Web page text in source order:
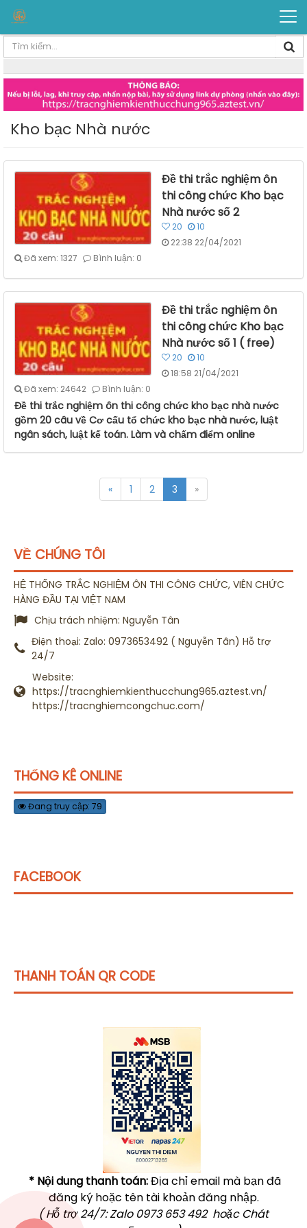
Kho bạc Nhà nước
Đề thi trắc nghiệm ôn
thi công chức Kho bạc
Nhà nước số 2
20
10
22:38 22/04/2021
Đã xem: 1327
Bình luận: 0
Đề thi trắc nghiệm ôn
thi công chức Kho bạc
Nhà nước số 1 ( free)
20
10
18:58 21/04/2021
Đã xem: 24642
Bình luận: 0
Đề thi trắc nghiệm ôn thi công chức kho bạc nhà nước
gồm 20 câu về Cơ cấu tổ chức kho bạc nhà nước, luật
ngân sách, luật kế toán. Làm và chấm điểm online
« 1 2 3 »
VỀ CHÚNG TÔI
HỆ THỐNG TRẮC NGHIỆM ÔN THI CÔNG CHỨC, VIÊN CHỨC
HÀNG ĐẦU TẠI VIỆT NAM
Chịu trách nhiệm: Nguyễn Tân
Điện thoại: Zalo: 0973653492 ( Nguyễn Tân) Hỗ trợ
24/7
Website:
https://tracnghiemkienthucchung965.aztest.vn/
https://tracnghiemcongchuc.com/
THỐNG KÊ ONLINE
Đang truy cập: 79
FACEBOOK
THANH TOÁN QR CODE
* Nội dung thanh toán:Địa chỉ email mà bạn đã
đăng ký hoặc tên tài khoản đăng nhập.
( Hỗ trợ 24/7: Zalo 0973 653 492 hoặc Chát